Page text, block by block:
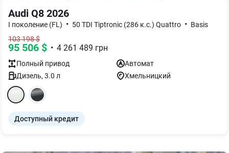
Audi Q8 2026
I поколение (FL) • 50 TDI Tiptronic (286 к.с.) Quattro • Basis
103 198$
95 506 $ • 4 261 489 грн
Полный привод
Автомат
Дизель, 3.0 л Хмельницкий
Доступный кредит